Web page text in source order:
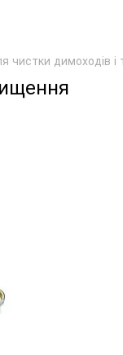
чистки димоходів і